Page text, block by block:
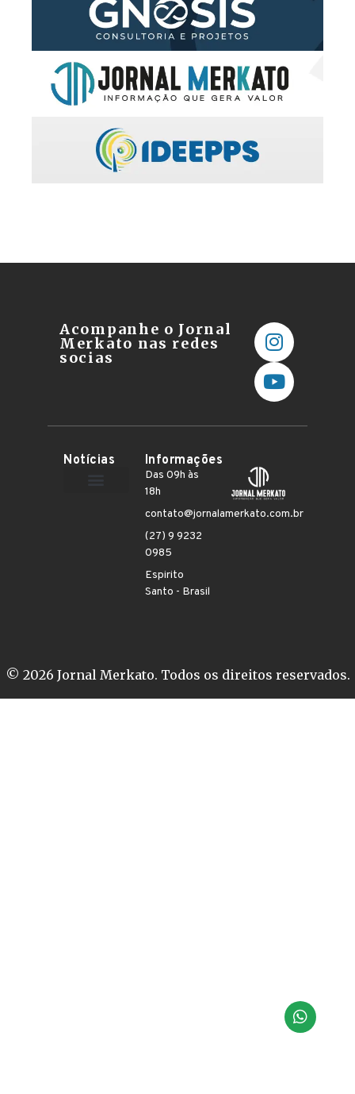
Acompanhe o Jornal
Merkato nas redes
socias
Notícias Informações
Das 09h às
18h
contato@jornalamerkato.com.br
(27) 9 9232
0985
Espirito
Santo - Brasil
© 2026 Jornal Merkato. Todos os direitos reservados.